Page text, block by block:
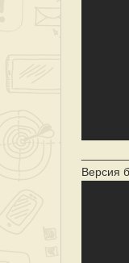
Версия